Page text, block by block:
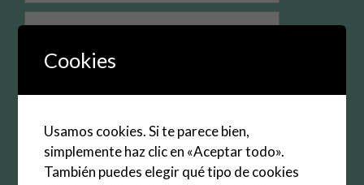
Web
este navegador para la próxima vez que
comente.
Cookies
Usamos cookies. Si te parece bien,
simplemente haz clic en «Aceptar todo».
También puedes elegir qué tipo de cookies